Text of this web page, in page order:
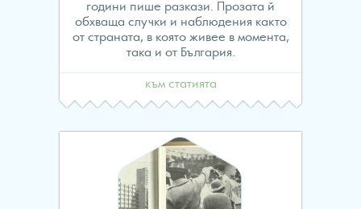
години пише разкази. Прозата й
обхваща случки и наблюдения както
от страната, в която живее в момента,
така и от България.
към статията